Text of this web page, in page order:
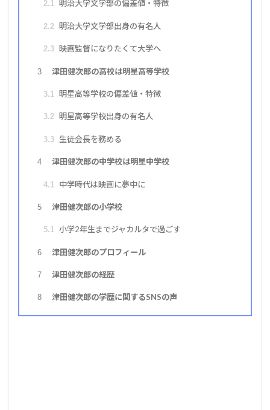
2.1 明治大学文学部の偏差値・特徴
2.2 明治大学文学部出身の有名人
2.3 映画監督になりたくて大学へ
3 津田健次郎の高校は明星高等学校
3.1 明星高等学校の偏差値・特徴
3.2 明星高等学校出身の有名人
3.3 生徒会長を務める
4 津田健次郎の中学校は明星中学校
4.1 中学時代は映画に夢中に
5 津田健次郎の小学校
5.1 小学2年生までジャカルタで過ごす
6 津田健次郎のプロフィール
7 津田健次郎の経歴
8 津田健次郎の学歴に関するSNSの声